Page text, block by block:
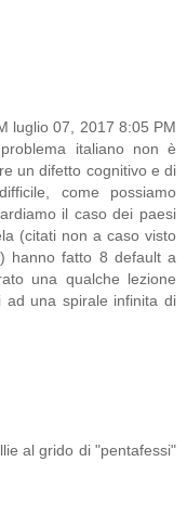
luglio 07, 2017 8:05 PM
italiano non è
un difetto cognitivo e di
come possiamo
il caso dei paesi
(citati non a caso visto
hanno fatto 8 default a
una qualche lezione
ad una spirale infinita di
al grido di "pentafessi"